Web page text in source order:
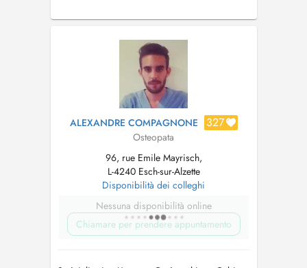
ALEXANDRE COMPAGNONE 327
Osteopata
96, rue Emile Mayrisch,
L-4240 Esch-sur-Alzette
Disponibilità dei colleghi
Nessuna disponibilità online
Chiamare per prendere appuntamento